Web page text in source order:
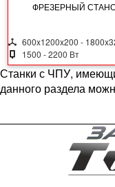
ФРЕЗЕРНЫЙ
600x1200x200 -
1500 - 2200 Вт
Станки с ЧПУ,
данного раздела